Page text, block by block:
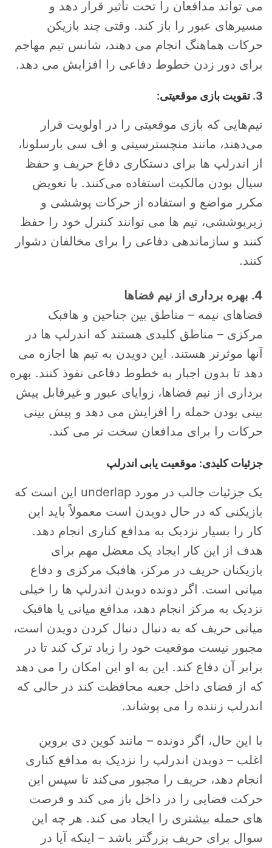
می تواند مدافعان را تحت تأثیر قرار دهد و
مسیرهای عبور را باز کند. وقتی چند بازیکن
حرکات هماهنگ انجام می دهند، شانس تیم مهاجم
برای دور زدن خطوط دفاعی را افزایش می دهد.
3. تقویت بازی موقعیتی:
تیم‌هایی که بازی موقعیتی را در اولویت قرار
می‌دهند، مانند منچسترسیتی و اف سی بارسلونا،
از اندرلپ ها برای دستکاری دفاع حریف و حفظ
سیال بودن مالکیت استفاده می‌کنند. با تعویض
مکرر مواضع و استفاده از حرکات پوششی و
زیرپوششی، تیم ها می توانند کنترل خود را حفظ
کنند و سازماندهی دفاعی را برای مخالفان دشوار
کنند.
4. بهره برداری از نیم فضاها
فضاهای نیمه – مناطق بین جناحین و هافبک
مرکزی – مناطق کلیدی هستند که اندرلپ ها در
آنها موثرتر هستند. این دویدن به تیم ها اجازه می
دهد تا بدون اجبار به خطوط دفاعی نفوذ کنند. بهره
برداری از نیم فضاها، زوایای عبور و غیرقابل پیش
بینی بودن حمله را افزایش می دهد و پیش بینی
حرکات را برای مدافعان سخت تر می کند.
جزئیات کلیدی: موقعیت یابی اندرلپ
یک جزئیات جالب در مورد underlap این است که
بازیکنی که در حال دویدن است معمولاً باید این
کار را بسیار نزدیک به مدافع کناری انجام دهد.
هدف از این کار ایجاد یک معضل مهم برای
بازیکنان حریف در مرکز، هافبک مرکزی و دفاع
میانی است. اگر دونده دویدن اندرلپ ها را خیلی
نزدیک به مرکز انجام دهد، مدافع میانی یا هافبک
میانی حریف که به دنبال دنبال کردن دویدن است،
مجبور نیست موقعیت خود را زیاد ترک کند تا در
برابر آن دفاع کند. این به او این امکان را می دهد
که از فضای داخل جعبه محافظت کند در حالی که
اندرلپ زننده را می پوشاند.
با این حال، اگر دونده – مانند کوین دی بروین
اغلب – دویدن اندرلپ را نزدیک به مدافع کناری
انجام دهد، حریف را مجبور می‌کند تا سپس این
حرکت فضایی را در داخل باز می کند و فرصت
های حمله بیشتری را ایجاد می کند. هر چه این
سوال برای حریف بزرگتر باشد – اینکه آیا در